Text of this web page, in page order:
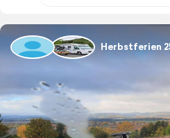
Herbstferien